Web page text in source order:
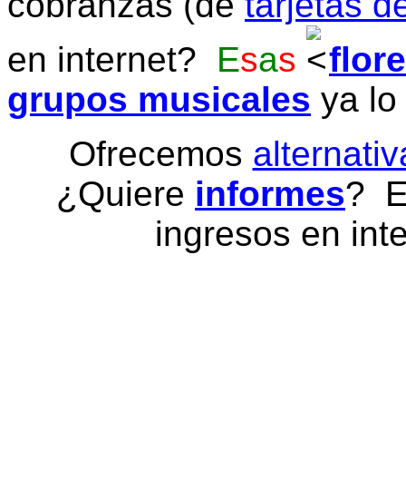
en internet? Esas
grupos musicales ya
Ofrecemos
¿Quiere informes?
ingresos en